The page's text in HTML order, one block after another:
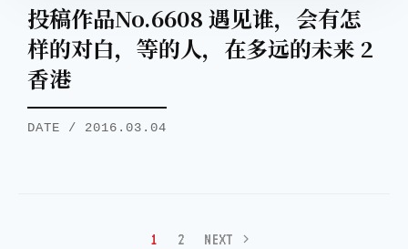
投稿作品No.6608 遇见谁，会有怎
样的对白，等的人，在多远的未来 2
香港
DATE / 2016.03.04
1 2 NEXT